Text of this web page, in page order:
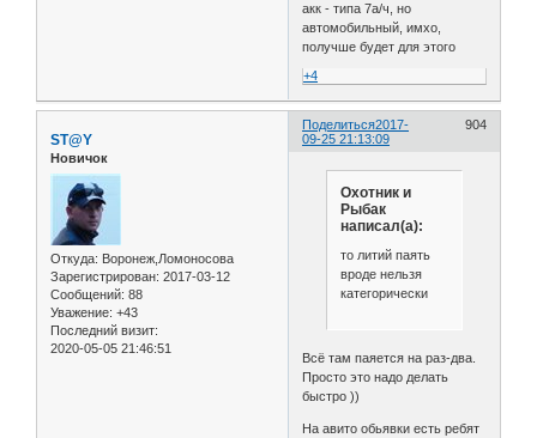
акк - типа 7а/ч, но
автомобильный, имхо,
получше будет для этого
+4
Поделиться 904
2017-
09-25 21:13:09
ST@Y
Новичок
Откуда: Воронеж,Ломоносова
Зарегистрирован: 2017-03-12
Сообщений: 88
Уважение: +43
Последний визит:
2020-05-05 21:46:51
Охотник и
Рыбак
написал(а):
то литий паять
вроде нельзя
категорически
Всё там паяется на раз-два.
Просто это надо делать
быстро ))
На авито обьявки есть ребят